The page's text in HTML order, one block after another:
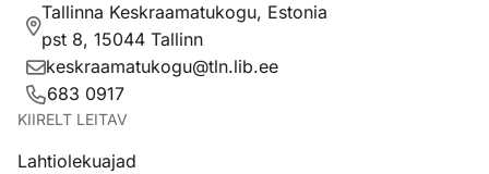
Tallinna Keskraamatukogu, Estonia
pst 8, 15044 Tallinn
keskraamatukogu@tln.lib.ee
683 0917
KIIRELT LEITAV
Lahtiolekuajad